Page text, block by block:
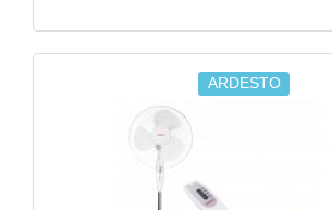
ARDESTO